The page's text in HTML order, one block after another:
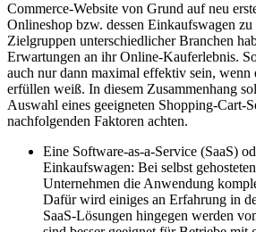
Commerce-Website von Grund auf neu
Onlineshop bzw. dessen Einkaufswagen
Zielgruppen unterschiedlicher Branchen
Erwartungen an ihr Online-Kauferlebnis.
auch nur dann maximal effektiv sein, wenn
erfüllen weiß. In diesem Zusammenhang
Auswahl eines geeigneten Shopping-Cart-
nachfolgenden Faktoren achten.
Eine Software-as-a-Service (SaaS)
Einkaufswagen: Bei selbst
Unternehmen die Anwendung
Dafür wird einiges an Erfahrung in
SaaS-Lösungen hingegen werden